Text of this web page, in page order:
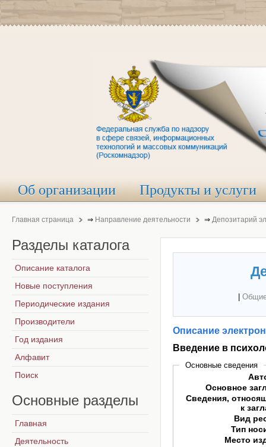
Об организации Продукты и услуги
Главная страница ⇒ Направление деятельности ⇒ Депозитарий
Описание
Введение в
Основные сведения
Основное
Сведения,
к
Вид
Тип
Место
Разделы каталога
Описание каталога
Новые поступления
Периодические издания
Производители
Год издания
Алфавит
Поиск
Основные разделы
Главная
Деятельность